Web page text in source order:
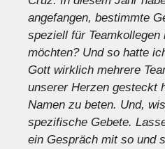
angefangen, bestimmte
speziell für Teamkollegen
möchten? Und so hatte
Gott wirklich mehrere
unserer Herzen gesteckt
Namen zu beten. Und,
spezifische Gebete.
ein Gespräch mit so und